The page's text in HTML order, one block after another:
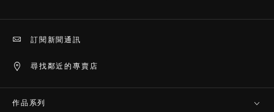
尋找鄰近的專賣店
訂閱新聞通訊
作品系列